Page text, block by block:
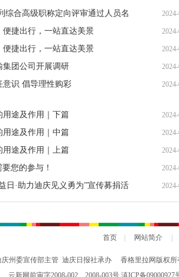
综合高级职称定向评审通过人员名
捷出行，一站直达美景
捷出行，一站直达美景
集团公司开展调研
意识 倡导理性购彩
用途及作用｜下篇
用途及作用｜中篇
用途及作用｜上篇
您的参与！
日·助力迪庆见义勇为”宣传募捐活